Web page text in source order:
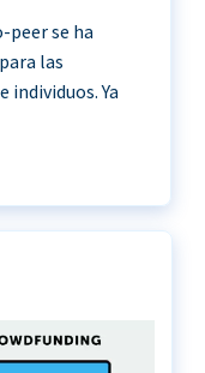
peer se ha
las
individuos. Ya